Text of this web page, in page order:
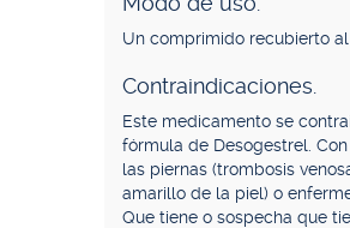
Un comprimido recubierto al
Contraindicaciones.
Este medicamento se
fórmula de Desogestrel.
las piernas (trombosis
amarillo de la piel) o
Que tiene o sospecha que